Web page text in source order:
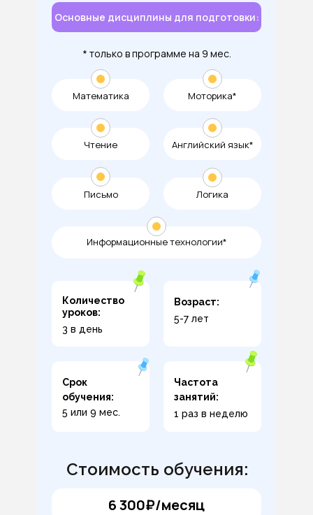
Основные дисциплины для подготовки:
Математика
Чтение
Письмо Логика
Количество
уроков:
3 в день
Возраст:
5-7 лет
Срок
обучения:
Частота
занятий:
1 раз в неделю
6 300₽/месяц
Стоимость обучения:
Моторика*
Английский язык*
Информационные технологии*
5 или 9 мес.
* только в программе на 9 мес.